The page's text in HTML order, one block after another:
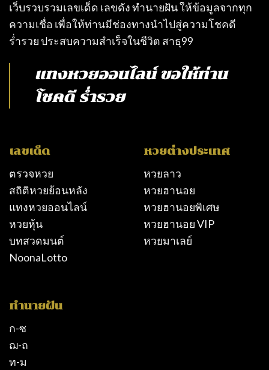
เว็บรวบรวมเลขเด็ด เลขดัง ทำนายฝัน ให้ข้อมูลจากทุก
ความเชื่อ เพื่อให้ท่านมีช่องทางนำไปสู่ความโชคดี
ร่ำรวย ประสบความสำเร็จในชีวิต สาธุ99
แทงหวยออนไลน์ขอให้ท่าน
โชคดี ร่ำรวย
เลขเด็ด
ตรวจหวย
สถิติหวยย้อนหลัง
แทงหวยออนไลน์
หวยหุ้น
บทสวดมนต์
NoonaLotto
หวยต่างประเทศ
หวยลาว
หวยฮานอย
หวยฮานอยพิเศษ
หวยฮานอย VIP
หวยมาเลย์
ทำนายฝัน
ก-ซ
ฌ-ถ
ท-ม